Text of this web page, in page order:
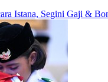
Istana, Segini Gaji &